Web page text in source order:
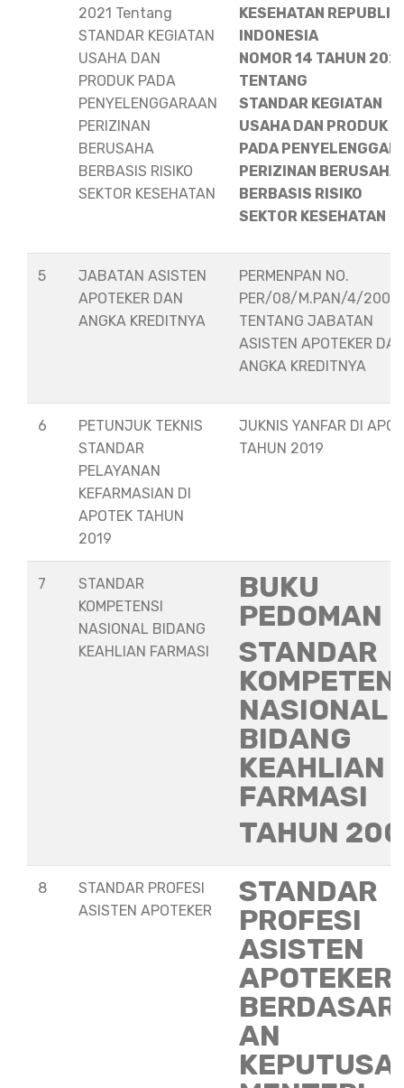
2021 Tentang
STANDAR KEGIATAN
USAHA DAN
PRODUK PADA
PENYELENGGARAAN
PERIZINAN
BERUSAHA
BERBASIS RISIKO
SEKTOR KESEHATAN
KESEHATAN REPUBLIK
INDONESIA
NOMOR 14 TAHUN
TENTANG
STANDAR KEGIATAN
USAHA DAN PRODUK
PADA
PERIZINAN BERUSAHA
BERBASIS RISIKO
SEKTOR KESEHATAN
5
JABATAN ASISTEN
APOTEKER DAN
ANGKA KREDITNYA
PERMENPAN NO.
PER/08/M.PAN/4/2008
TENTANG JABATAN
ASISTEN APOTEKER
ANGKA KREDITNYA
6
PETUNJUK TEKNIS
STANDAR
PELAYANAN
KEFARMASIAN DI
APOTEK TAHUN
2019
JUKNIS YANFAR DI
TAHUN 2019
7
STANDAR
KOMPETENSI
NASIONAL BIDANG
KEAHLIAN FARMASI
BUKU
PEDOMAN
STANDAR
NASIONAL
BIDANG
KEAHLIAN
FARMASI
TAHUN
8
STANDAR PROFESI
ASISTEN APOTEKER
STANDAR
PROFESI
ASISTEN
APOTEKER
AN